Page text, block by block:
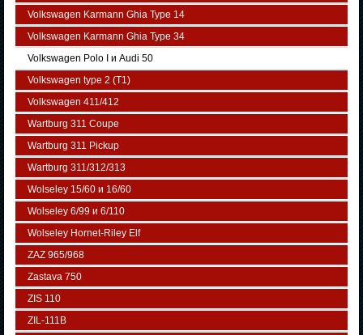
Volkswagen Karmann Ghia Type 14
Volkswagen Karmann Ghia Type 34
Volkswagen Polo I и Audi 50
Volkswagen typе 2 (Т1)
Volkswagen 411/412
Wartburg 311 Coupe
Wartburg 311 Pickup
Wartburg 311/312/313
Wolseley 15/60 и 16/60
Wolseley 6/99 и 6/110
Wolseley Hornet-Riley Elf
ZAZ 965/968
Zastava 750
ZIS 110
ZIL-111В